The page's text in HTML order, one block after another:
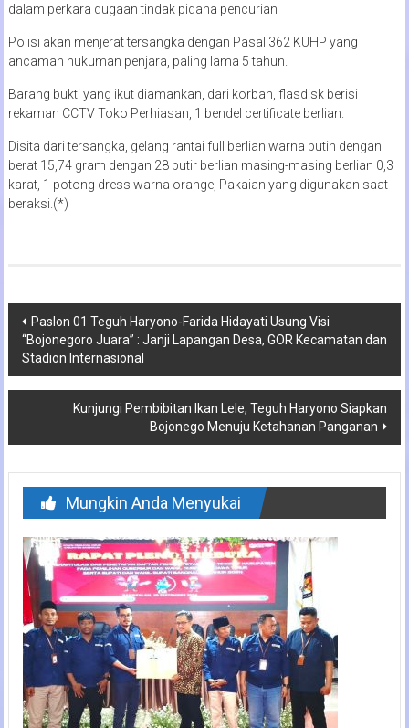
dalam perkara dugaan tindak pidana pencurian
Polisi akan menjerat tersangka dengan Pasal 362 KUHP yang
ancaman hukuman penjara, paling lama 5 tahun.
Barang bukti yang ikut diamankan, dari korban, flasdisk berisi
rekaman CCTV Toko Perhiasan, 1 bendel certificate berlian.
Disita dari tersangka, gelang rantai full berlian warna putih dengan
berat 15,74 gram dengan 28 butir berlian masing-masing berlian 0,3
karat, 1 potong dress warna orange, Pakaian yang digunakan saat
beraksi.(*)
Navigasi
pos
Paslon 01 Teguh Haryono-Farida Hidayati Usung Visi
“Bojonegoro Juara” : Janji Lapangan Desa, GOR Kecamatan dan
Stadion Internasional
Kunjungi Pembibitan Ikan Lele, Teguh Haryono Siapkan
Bojonego Menuju Ketahanan Panganan
Mungkin Anda Menyukai